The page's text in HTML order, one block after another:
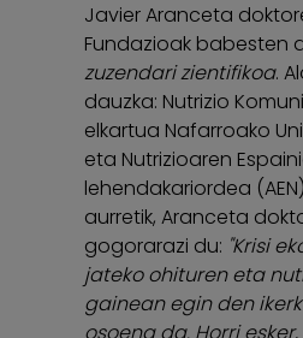
Javier Aranceta
Fundazioak babesten
zuzendari zientifikoa.
dauzka: Nutrizio
elkartua Nafarroako
eta Nutrizioaren
lehendakariordea
aurretik, Aranceta
gogorarazi du: "Krisi
jateko ohituren eta
gainean egin den